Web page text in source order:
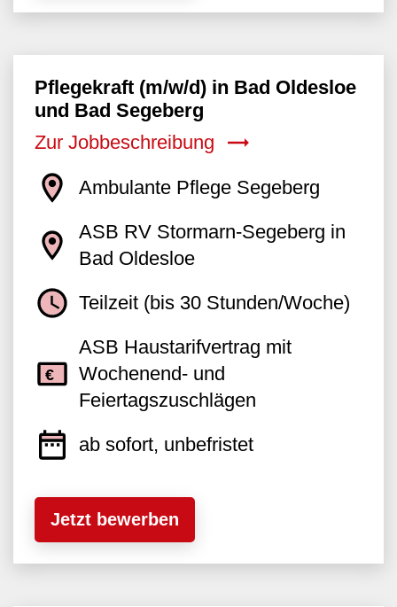
Pflegekraft (m/w/d) in Bad Oldesloe
und Bad Segeberg
Zur Jobbeschreibung
Ambulante Pflege Segeberg
ASB RV Stormarn-Segeberg in
Bad Oldesloe
Teilzeit (bis 30 Stunden/Woche)
ASB Haustarifvertrag mit
Wochenend- und
Feiertagszuschlägen
ab sofort, unbefristet
Jetzt bewerben